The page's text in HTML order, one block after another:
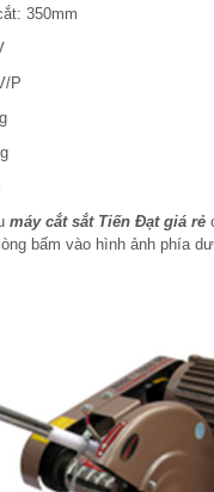
350mm
P
máy cắt sắt Tiến Đạt giá rẻ
bấm vào hình ảnh phía